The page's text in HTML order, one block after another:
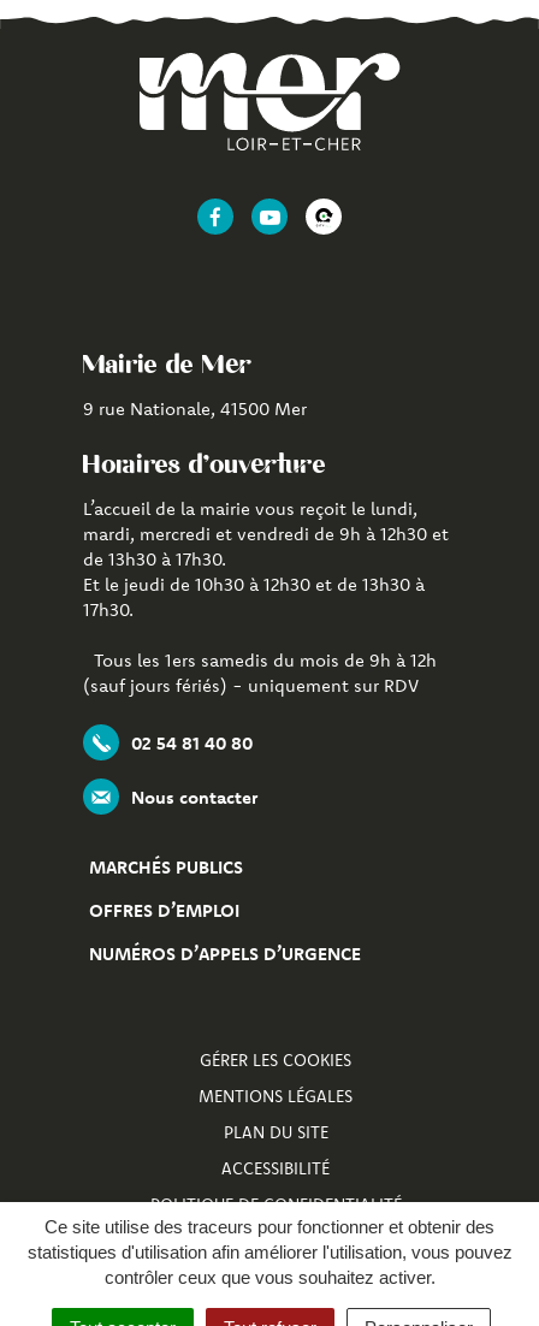
Ce site utilise des traceurs pour fonctionner et obtenir des
statistiques d'utilisation afin améliorer l'utilisation, vous pouvez
contrôler ceux que vous souhaitez activer.
Lien
Lien
Lien
Mairie de Mer
9 rue Nationale, 41500 Mer
Horaires d'ouverture
L’accueil de la mairie vous reçoit le lundi,
mardi, mercredi et vendredi de 9h à 12h30 et
de 13h30 à 17h30.
Et le jeudi de 10h30 à 12h30 et de 13h30 à
17h30.
Tous les 1ers samedis du mois de 9h à 12h
(sauf jours fériés) - uniquement sur RDV
02 54 81 40 80
Nous contacter
MARCHÉS PUBLICS
OFFRES D’EMPLOI
NUMÉROS D’APPELS D’URGENCE
GÉRER LES COOKIES
MENTIONS LÉGALES
PLAN DU SITE
ACCESSIBILITÉ
POLITIQUE DE CONFIDENTIALITÉ
NUMÉROS D’APPELS D’URGENCE